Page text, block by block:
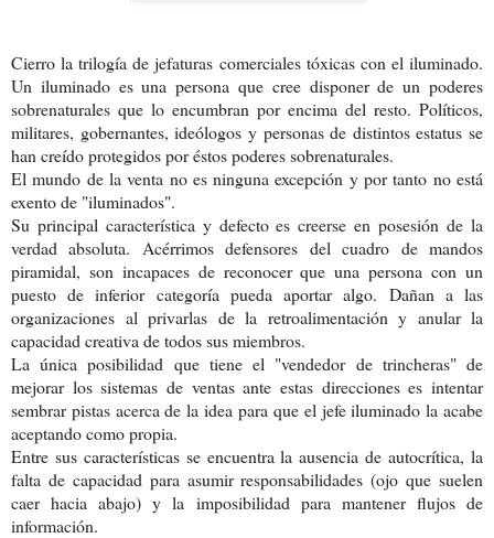
Cierro la trilogía de jefaturas comerciales tóxicas con el iluminado.
Un iluminado es una persona que cree disponer de un poderes
sobrenaturales que lo encumbran por encima del resto. Políticos,
militares, gobernantes, ideólogos y personas de distintos estatus se
han creído protegidos por éstos poderes sobrenaturales.
El mundo de la venta no es ninguna excepción y por tanto no está
exento de "iluminados".
Su principal característica y defecto es creerse en posesión de la
verdad absoluta. Acérrimos defensores del cuadro de mandos
piramidal, son incapaces de reconocer que una persona con un
puesto de inferior categoría pueda aportar algo. Dañan a las
organizaciones al privarlas de la retroalimentación y anular la
capacidad creativa de todos sus miembros.
La única posibilidad que tiene el "vendedor de trincheras" de
mejorar los sistemas de ventas ante estas direcciones es intentar
sembrar pistas acerca de la idea para que el jefe iluminado la acabe
aceptando como propia.
Entre sus características se encuentra la ausencia de autocrítica, la
falta de capacidad para asumir responsabilidades (ojo que suelen
caer hacia abajo) y la imposibilidad para mantener flujos de
información.